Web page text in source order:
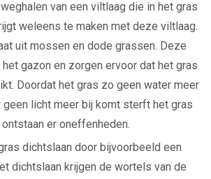
van een viltlaag die in het gras
weleens te maken met deze viltlaag.
uit mossen en dode grassen. Deze
gazon en zorgen ervoor dat het gras
Doordat het gras zo geen water meer
geen licht meer bij komt sterft het gras
er oneffenheden.
dichtslaan door bijvoorbeeld een
dichtslaan krijgen de wortels van de